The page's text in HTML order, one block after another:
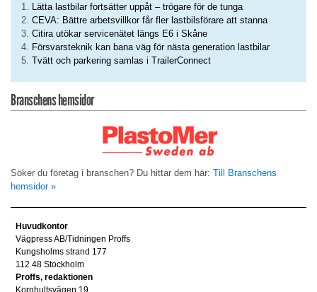
Lätta lastbilar fortsätter uppåt – trögare för de tunga
CEVA: Bättre arbetsvillkor får fler lastbilsförare att stanna
Citira utökar servicenätet längs E6 i Skåne
Försvarsteknik kan bana väg för nästa generation lastbilar
Tvätt och parkering samlas i TrailerConnect
Branschens hemsidor
Söker du företag i branschen? Du hittar dem här: Till Branschens
hemsidor »
Huvudkontor
Vägpress AB/Tidningen Proffs
Kungsholms strand 177
112 48 Stockholm
Proffs, redaktionen
Kornhultsvägen 19